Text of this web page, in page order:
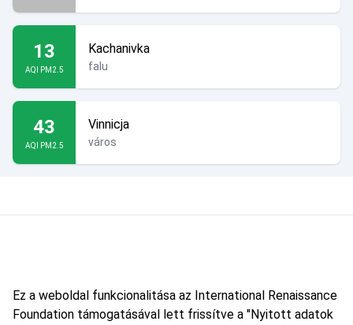
13
AQI PM2.5
Kachanivka
falu
43
AQI PM2.5
Vinnicja
város
Ez a weboldal funkcionalitása az International Renaissance
Foundation támogatásával lett frissítve a "Nyitott adatok